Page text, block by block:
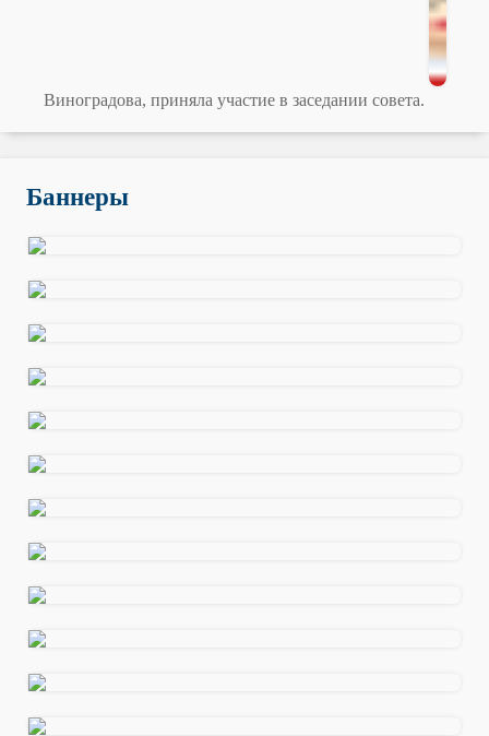
Виноградова, приняла участие в заседании совета.
Баннеры